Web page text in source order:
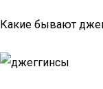
Какие бывают